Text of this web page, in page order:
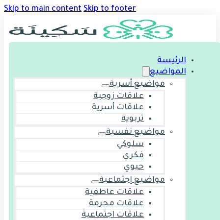
Skip to main content Skip to footer
الرئيسة
المواضيع
مواضيع أسرية
علاقات زوجية
علاقات أسرية
تربوية
مواضيع نفسية
سلوكي
فكري
حيوي
مواضيع إجتماعية
علاقات عاطفية
علاقات محرمة
علاقات اجتماعية